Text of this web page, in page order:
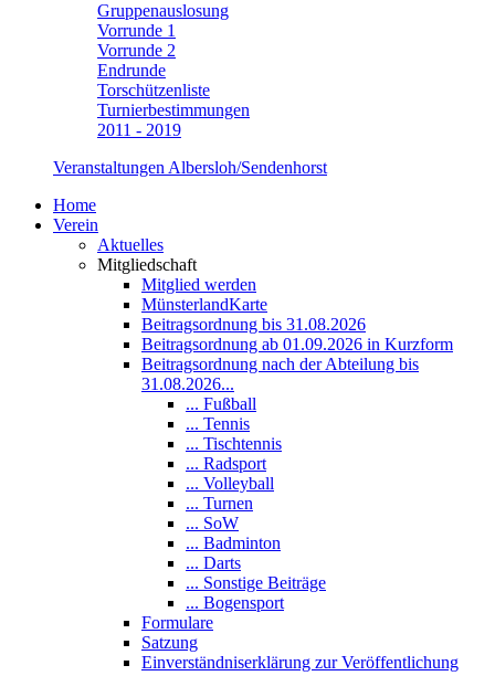
Gruppenauslosung
Vorrunde 1
Vorrunde 2
Endrunde
Torschützenliste
Turnierbestimmungen
2011 - 2019
Veranstaltungen Albersloh/Sendenhorst
Home
Verein
Aktuelles
Mitgliedschaft
Mitglied werden
MünsterlandKarte
Beitragsordnung bis 31.08.2026
Beitragsordnung ab 01.09.2026 in Kurzform
Beitragsordnung nach der Abteilung bis
31.08.2026...
... Fußball
... Tennis
... Tischtennis
... Radsport
... Volleyball
... Turnen
... SoW
... Badminton
... Darts
... Sonstige Beiträge
... Bogensport
Formulare
Satzung
Einverständniserklärung zur Veröffentlichung